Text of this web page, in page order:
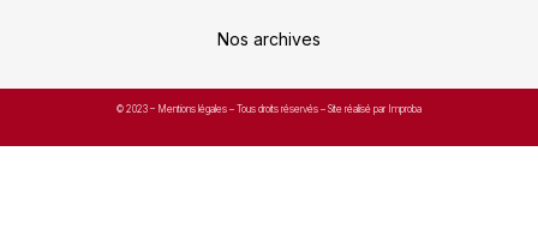
Nos archives
© 2023 – Mentions légales – Tous droits réservés – Site réalisé par Improba